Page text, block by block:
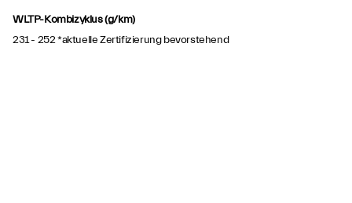
WLTP-Kombizyklus (g/km)
231 - 252 *aktuelle Zertifizierung bevorstehend